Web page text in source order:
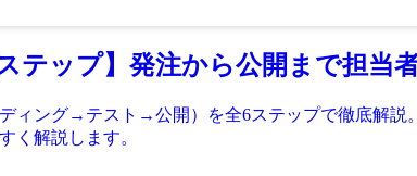
テップ】発注から公開まで担当
ング→テスト→公開）を全6ステップで徹底解説
く解説します。